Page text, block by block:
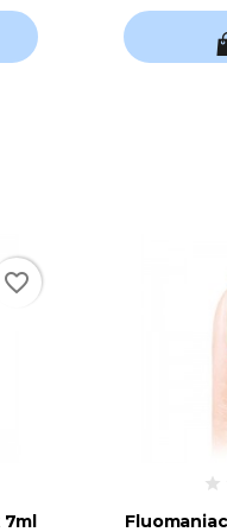
7ml
favorite_border